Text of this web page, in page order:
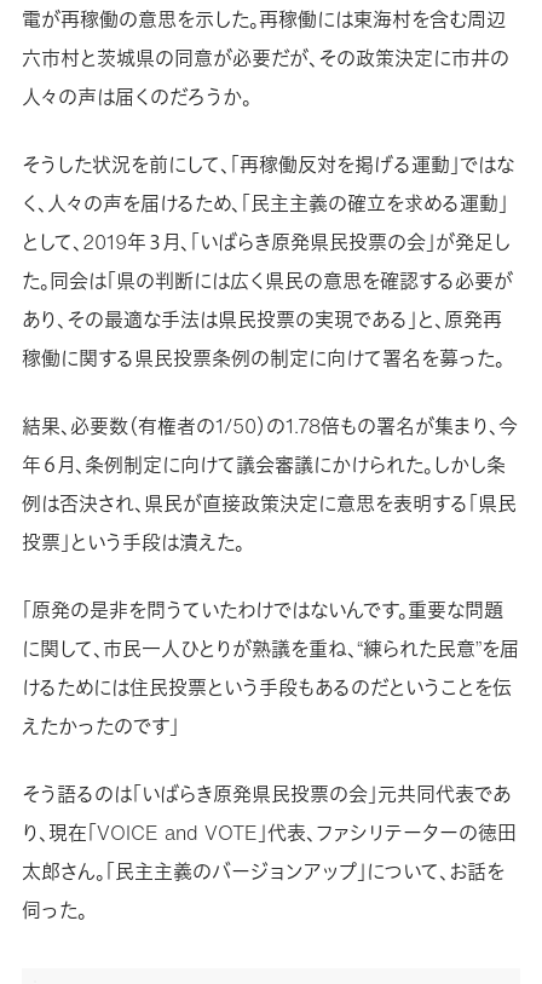
電が再稼働の意思を示した。再稼働には東海村を含む周辺
六市村と茨城県の同意が必要だが、その政策決定に市井の
人々の声は届くのだろうか。
そうした状況を前にして、「再稼働反対を掲げる運動」ではな
く、人々の声を届けるため、「民主主義の確立を求める運動」
として、2019年３月、「いばらき原発県民投票の会」が発足し
た。同会は「県の判断には広く県民の意思を確認する必要が
あり、その最適な手法は県民投票の実現である」と、原発再
稼働に関する県民投票条例の制定に向けて署名を募った。
結果、必要数（有権者の1/50）の1.78倍もの署名が集まり、今
年６月、条例制定に向けて議会審議にかけられた。しかし条
例は否決され、県民が直接政策決定に意思を表明する「県民
投票」という手段は潰えた。
「原発の是非を問うていたわけではないんです。重要な問題
に関して、市民一人ひとりが熟議を重ね、“練られた民意”を届
けるためには住民投票という手段もあるのだということを伝
えたかったのです」
そう語るのは「いばらき原発県民投票の会」元共同代表であ
り、現在「VOICE and VOTE」代表、ファシリテーターの徳田
太郎さん。「民主主義のバージョンアップ」について、お話を
伺った。